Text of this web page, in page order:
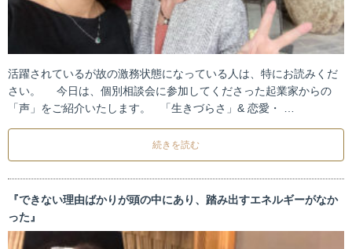
活躍されているが故の激務状態になっている人は、特にお読みくだ
さい。 今日は、個別相談会に参加してくださった起業家からの
「声」をご紹介いたします。 「生きづらさ」& 恋愛・ …
続きを読む
『できない理由ばかりが頭の中にあり、踏み出すエネルギーがなか
った』